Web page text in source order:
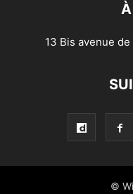
13 Bis avenue
©